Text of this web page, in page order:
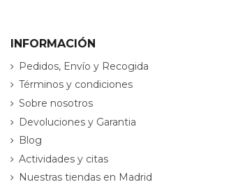
INFORMACIÓN
Pedidos, Envío y Recogida
Términos y condiciones
Sobre nosotros
Devoluciones y Garantia
Blog
Actividades y citas
Nuestras tiendas en Madrid